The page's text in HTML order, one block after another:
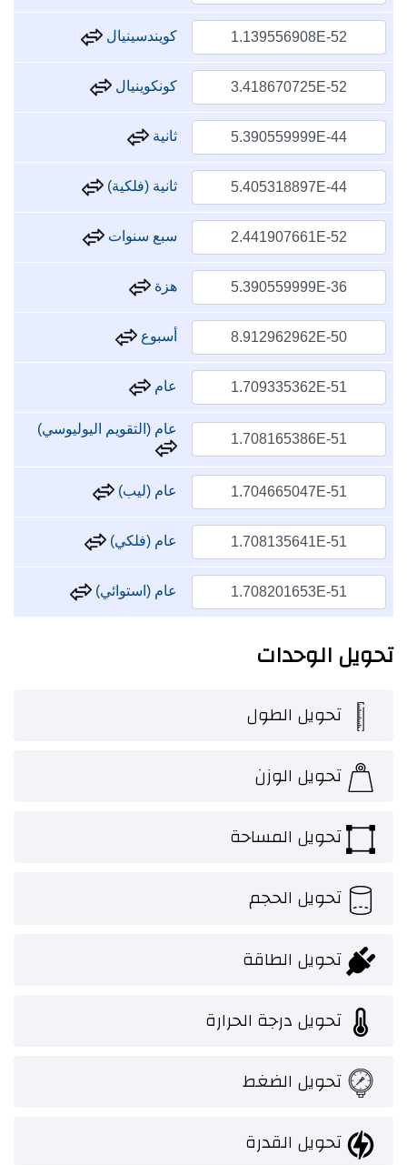
كويندسينيال
كونكوينيال
ثانية
ثانية (فلكية)
سبع سنوات
هزة
أسبوع
عام
عام (التقويم اليوليوسي)
عام (ليب)
عام (فلكي)
عام (استوائي)
تحويل الوحدات
تحويل الطول
تحويل الوزن
تحويل المساحة
تحويل الحجم
تحويل الطاقة
تحويل درجة الحرارة
تحويل الضغط
تحويل القدرة